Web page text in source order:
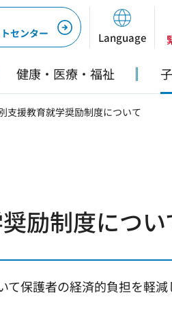
センター
Language
健康・医療・福祉
支援教育就学奨励制度について
励制度につい
保護者の経済的負担を軽